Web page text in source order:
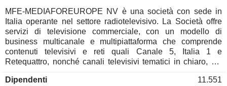
MFE-MEDIAFOREUROPE NV è una società con sede in
Italia operante nel settore radiotelevisivo. La Società offre
servizi di televisione commerciale, con un modello di
business multicanale e multipiattaforma che comprende
contenuti televisivi e reti quali Canale 5, Italia 1 e
Retequattro, nonché canali televisivi tematici in chiaro, sia
nell’acquisizione, gestione, produzione e rivendita di
Dipendenti 11.551